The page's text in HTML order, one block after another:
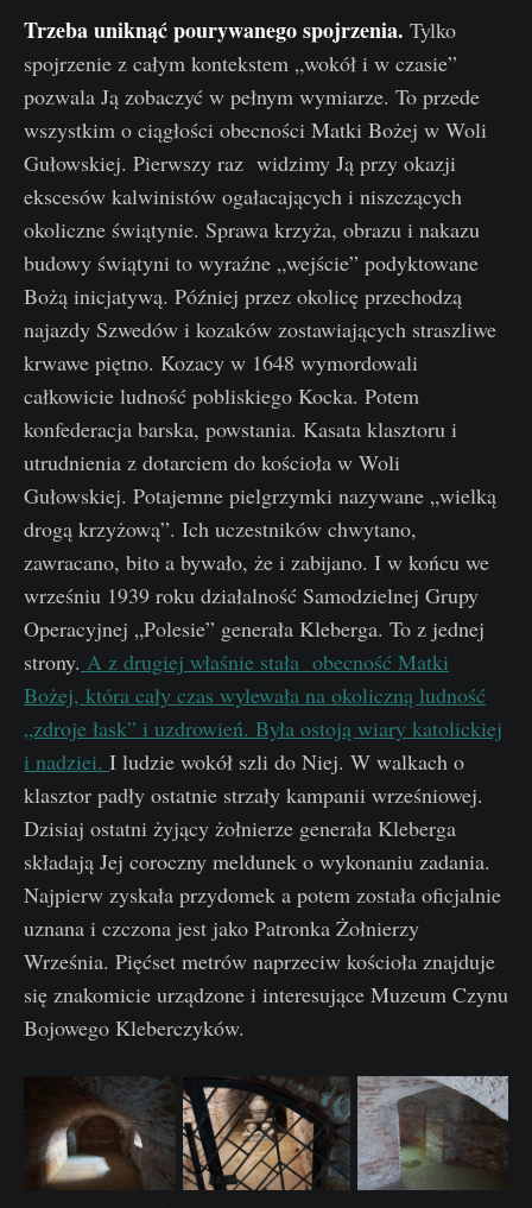
Trzeba uniknąć pourywanego spojrzenia. Tylko
spojrzenie z całym kontekstem „wokół i w czasie”
pozwala Ją zobaczyć w pełnym wymiarze. To przede
wszystkim o ciągłości obecności Matki Bożej w Woli
Gułowskiej. Pierwszy raz widzimy Ją przy okazji
ekscesów kalwinistów ogałacających i niszczących
okoliczne świątynie. Sprawa krzyża, obrazu i nakazu
budowy świątyni to wyraźne „wejście” podyktowane
Bożą inicjatywą. Później przez okolicę przechodzą
najazdy Szwedów i kozaków zostawiających straszliwe
krwawe piętno. Kozacy w 1648 wymordowali
całkowicie ludność pobliskiego Kocka. Potem
konfederacja barska, powstania. Kasata klasztoru i
utrudnienia z dotarciem do kościoła w Woli
Gułowskiej. Potajemne pielgrzymki nazywane „wielką
drogą krzyżową”. Ich uczestników chwytano,
zawracano, bito a bywało, że i zabijano. I w końcu we
wrześniu 1939 roku działalność Samodzielnej Grupy
Operacyjnej „Polesie” generała Kleberga. To z jednej
strony. A z drugiej właśnie stała obecność Matki
Bożej, która cały czas wylewała na okoliczną ludność
„zdroje łask” i uzdrowień. Była ostoją wiary katolickiej
i nadziei. I ludzie wokół szli do Niej. W walkach o
klasztor padły ostatnie strzały kampanii wrześniowej.
Dzisiaj ostatni żyjący żołnierze generała Kleberga
składają Jej coroczny meldunek o wykonaniu zadania.
Najpierw zyskała przydomek a potem została oficjalnie
uznana i czczona jest jako Patronka Żołnierzy
Września. Pięćset metrów naprzeciw kościoła znajduje
się znakomicie urządzone i interesujące Muzeum Czynu
Bojowego Kleberczyków.